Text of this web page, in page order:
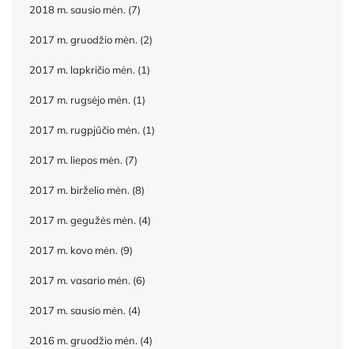
2018 m. sausio mėn. (7)
2017 m. gruodžio mėn. (2)
2017 m. lapkričio mėn. (1)
2017 m. rugsėjo mėn. (1)
2017 m. rugpjūčio mėn. (1)
2017 m. liepos mėn. (7)
2017 m. birželio mėn. (8)
2017 m. gegužės mėn. (4)
2017 m. kovo mėn. (9)
2017 m. vasario mėn. (6)
2017 m. sausio mėn. (4)
2016 m. gruodžio mėn. (4)